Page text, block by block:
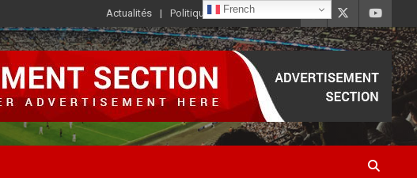
Actualités Politique de Confidentialité
French